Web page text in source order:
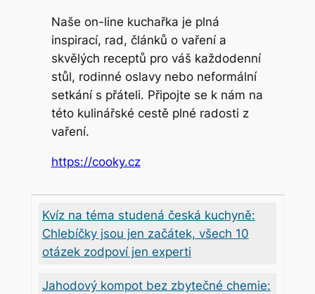
Naše on-line kuchařka je plná
inspirací, rad, článků o vaření a
skvělých receptů pro váš každodenní
stůl, rodinné oslavy nebo neformální
setkání s přáteli. Připojte se k nám na
této kulinářské cestě plné radosti z
vaření.
https://cooky.cz
Kvíz na téma studená česká kuchyně:
Chlebíčky jsou jen začátek, všech 10
otázek zodpoví jen experti
Jahodový kompot bez zbytečné chemie: